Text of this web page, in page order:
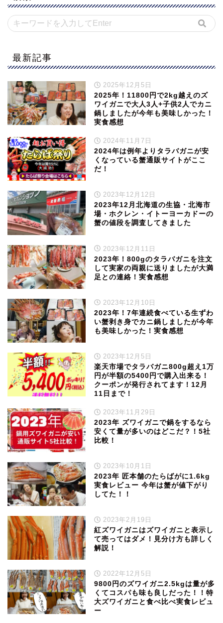
最新記事
2025年12月5日
2025年！11800円で2kg越えのズ
ワイガニで大人3人+子供2人でカニ
鍋しましたが今年も美味しかった！
実食感想
2024年11月7日
2024年は例年よりタラバガニが安
くなっている蟹通販サイトがここ
だ！
2023年12月12日
2023年12月北海道の生協・北海市
場・ホクレン・イトーヨーカドーの
蟹の値段を調査してきました
2023年12月11日
2023年！800gのタラバガニを注文
して実家の両親に送りましたが大満
足との連絡！実食感想
2023年12月10日
2023年！7年連続食べている生ずわ
い蟹剥き身でカニ鍋しましたが今年
も美味しかった！実食感想
2023年12月5日
楽天市場でタラバガニ800g超え1万
円が半額の5400円で購入出来る！
クーポンが発行されてます！12月
11日まで！
2023年11月29日
2023年 ズワイガニで鍋をするなら
安くて量が多いのはどこだ？！5社
比較！
2023年10月1日
2023年 匠本舗のたらばがに1.6kg
実食レビュー 今年は蟹が値下がり
してた！！
2023年2月19日
紅ズワイガニはズワイガニと表示し
て売ってはダメ！見分け方も詳しく
解説！
2022年12月5日
9800円のズワイガニ2.5kgは量が多
くてコスパも味も良しだった！！特
大ズワイガニと食べ比べ実食レビュ
ー